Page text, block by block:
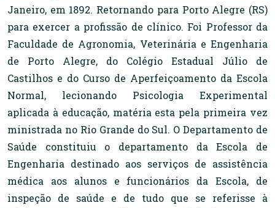
Janeiro, em 1892. Retornando para Porto Alegre (RS)
para exercer a profissão de clínico. Foi Professor da
Faculdade de Agronomia, Veterinária e Engenharia
de Porto Alegre, do Colégio Estadual Júlio de
Castilhos e do Curso de Aperfeiçoamento da Escola
Normal, lecionando Psicologia Experimental
aplicada à educação, matéria esta pela primeira vez
ministrada no Rio Grande do Sul. O Departamento de
Saúde constituiu o departamento da Escola de
Engenharia destinado aos serviços de assistência
médica aos alunos e funcionários da Escola, de
inspeção de saúde e de tudo que se referisse à